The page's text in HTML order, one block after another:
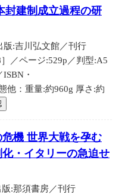
封建制成立過程の研
版:吉川弘文館／刊行
／ページ:529p／判型:A5
・
他：重量:約960g 厚さ:約
機 世界大戦を孕む
化・イタリーの急迫せ
:那須書房／刊行